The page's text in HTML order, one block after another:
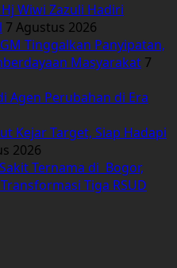
Wiwi Zazuli Hadiri
7 Agustus 2026
Tinggalkan Panyipatan,
Masyarakat 7
Agen Perubahan di Era
Kejar Target, Siap Hadapi
2026
Ternama di Bogor,
Tiga RSUD